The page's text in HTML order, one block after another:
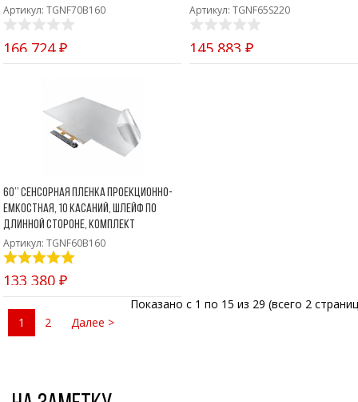
Артикул: TGNF70B160
166 724 ₽
Артикул: TGNF65S220
145 883 ₽
60’’ Сенсорная пленка проекционно-
емкостная, 10 касаний, шлейф по
длинной стороне, комплект
Артикул: TGNF60B160
133 380 ₽
1 2 Далее >
Показано с 1 по 15 из 29 (всего 2